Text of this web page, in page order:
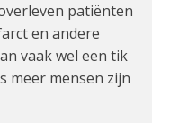
patiënten
en andere
vaak wel een tik
meer mensen zijn